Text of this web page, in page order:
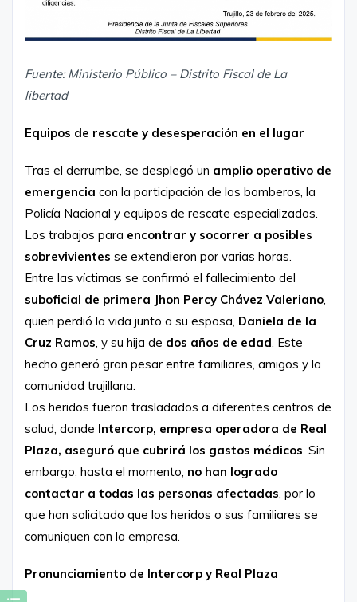
Fuente: Ministerio Público – Distrito Fiscal de La
libertad
Equipos de rescate y desesperación en el lugar
Tras el derrumbe, se desplegó un amplio operativo de
emergencia con la participación de los bomberos, la
Policía Nacional y equipos de rescate especializados.
Los trabajos para encontrar y socorrer a posibles
sobrevivientes se extendieron por varias horas.
Entre las víctimas se confirmó el fallecimiento del
suboficial de primera Jhon Percy Chávez Valeriano
quien perdió la vida junto a su esposa, Daniela de la
Cruz Ramos , y su hija de dos años de edad . Este
hecho generó gran pesar entre familiares, amigos y la
comunidad trujillana.
Los heridos fueron trasladados a diferentes centros de
salud, donde Intercorp, empresa operadora de Real
Plaza, aseguró que cubrirá los gastos médicos . Sin
embargo, hasta el momento, no han logrado
contactar a todas las personas afectadas , por lo
que han solicitado que los heridos o sus familiares se
comuniquen con la empresa.
Pronunciamiento de Intercorp y Real Plaza